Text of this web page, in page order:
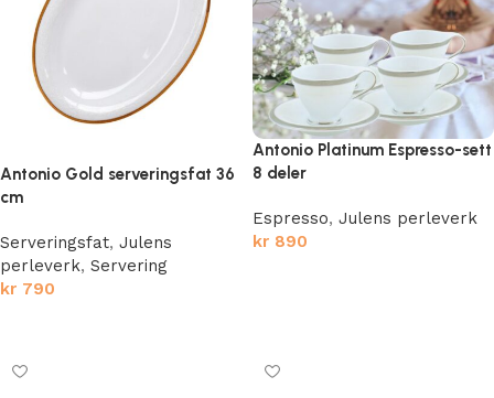
Antonio Gold serveringsfat 36
cm
Serveringsfat, Julens
perleverk, Servering
kr 790
Antonio Platinum Espresso-sett
8 deler
Espresso, Julens perleverk
kr 890